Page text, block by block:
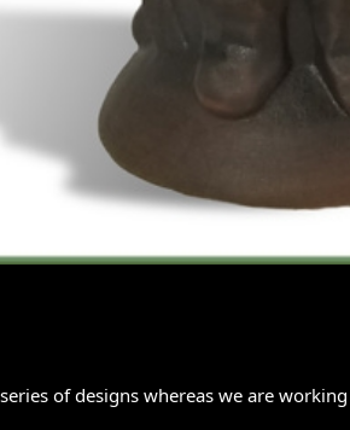
series of designs whereas we are